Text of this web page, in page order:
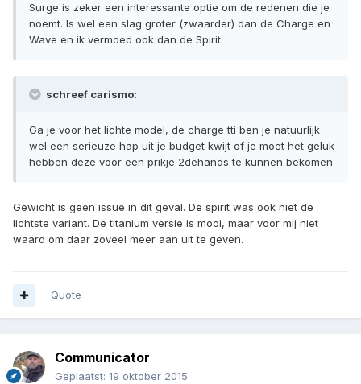
Surge is zeker een interessante optie om de redenen die je
noemt. Is wel een slag groter (zwaarder) dan de Charge en
Wave en ik vermoed ook dan de Spirit.
schreef carismo:
Ga je voor het lichte model, de charge tti ben je natuurlijk
wel een serieuze hap uit je budget kwijt of je moet het geluk
hebben deze voor een prikje 2dehands te kunnen bekomen
Gewicht is geen issue in dit geval. De spirit was ook niet de
lichtste variant. De titanium versie is mooi, maar voor mij niet
waard om daar zoveel meer aan uit te geven.
Quote
Communicator
Geplaatst: 19 oktober 2015